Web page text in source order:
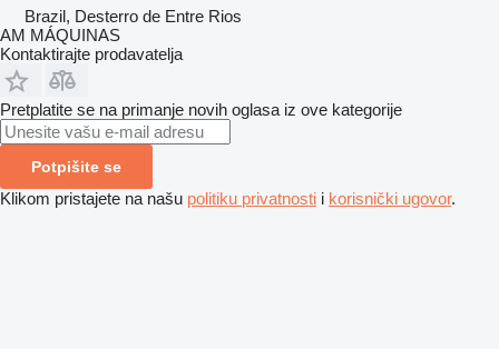
Brazil, Desterro de Entre Rios
AM MÁQUINAS
Kontaktirajte prodavatelja
Pretplatite se na primanje novih oglasa iz ove kategorije
Potpišite se
Klikom pristajete na našu politiku privatnosti i korisnički ugovor.